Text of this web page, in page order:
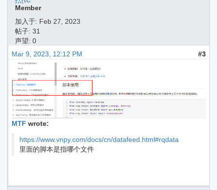
Member
加入于: Feb 27, 2023
帖子: 31
声望: 0
Mar 9, 2023, 12:12 PM
#3
MTF wrote:
https://www.vnpy.com/docs/cn/datafeed.html#rqdata
里面的脚本是指哪个文件